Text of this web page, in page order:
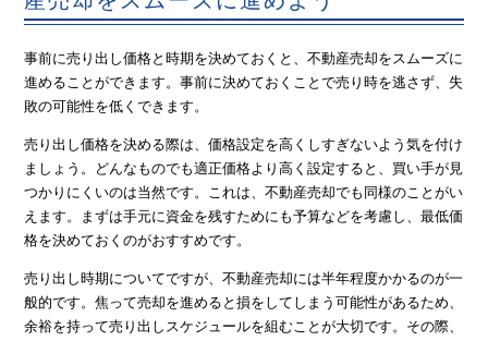
事前に売り出し価格と時期を決めておくと、不動産売却をスムーズに
進めることができます。事前に決めておくことで売り時を逃さず、失
敗の可能性を低くできます。
売り出し価格を決める際は、価格設定を高くしすぎないよう気を付け
ましょう。どんなものでも適正価格より高く設定すると、買い手が見
つかりにくいのは当然です。これは、不動産売却でも同様のことがい
えます。まずは手元に資金を残すためにも予算などを考慮し、最低価
格を決めておくのがおすすめです。
売り出し時期についてですが、不動産売却には半年程度かかるのが一
般的です。焦って売却を進めると損をしてしまう可能性があるため、
余裕を持って売り出しスケジュールを組むことが大切です。その際、